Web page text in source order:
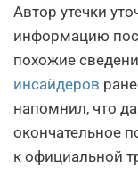
Автор утечки
информацию
похожие
инсайдеров
напомнил, что
окончательное
к официальной